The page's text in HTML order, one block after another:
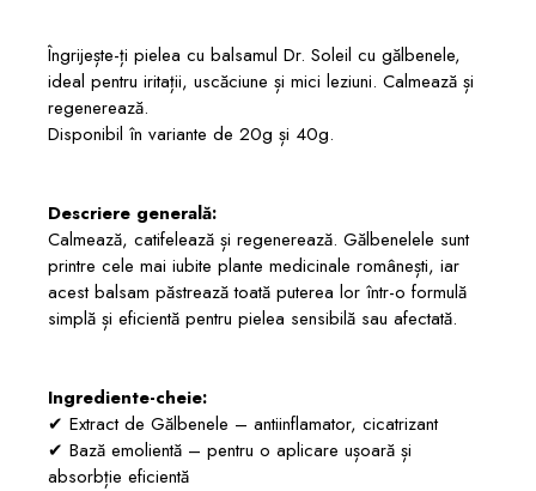
Îngrijește-ți pielea cu balsamul Dr. Soleil cu gălbenele,
ideal pentru iritații, uscăciune și mici leziuni. Calmează și
regenerează.
Disponibil în variante de 20g și 40g.
Descriere generală:
Calmează, catifelează și regenerează. Gălbenelele sunt
printre cele mai iubite plante medicinale românești, iar
acest balsam păstrează toată puterea lor într-o formulă
simplă și eficientă pentru pielea sensibilă sau afectată.
Ingrediente-cheie:
✔ Extract de Gălbenele – antiinflamator, cicatrizant
✔ Bază emolientă – pentru o aplicare ușoară și
absorbție eficientă